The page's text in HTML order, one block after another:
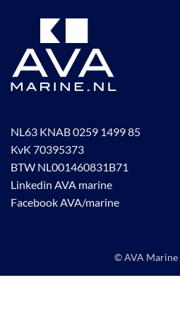
NL63 KNAB 0259 1499 85
KvK 70395373
BTW NL001460831B71
Linkedin AVA marine
Facebook AVA/marine
© AVA Marine